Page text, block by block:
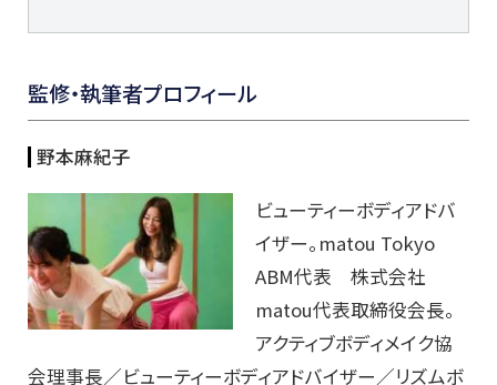
監修・執筆者プロフィール
野本麻紀子
ビューティーボディアドバ
イザー。matou Tokyo
ABM代表 株式会社
matou代表取締役会長。
アクティブボディメイク協
会理事長／ビューティーボディアドバイザー／リズムボ